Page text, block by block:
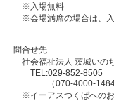
※入場無料
※会場満席の場合は、入
問合せ先
社会福祉法人 茨城いの
TEL:029-852-8505
（070-4000-1484
※イーアスつくばへのお